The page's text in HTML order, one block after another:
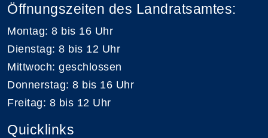
Öffnungszeiten des Landratsamtes:
Montag: 8 bis 16 Uhr
Dienstag: 8 bis 12 Uhr
Mittwoch: geschlossen
Donnerstag: 8 bis 16 Uhr
Freitag: 8 bis 12 Uhr
Quicklinks